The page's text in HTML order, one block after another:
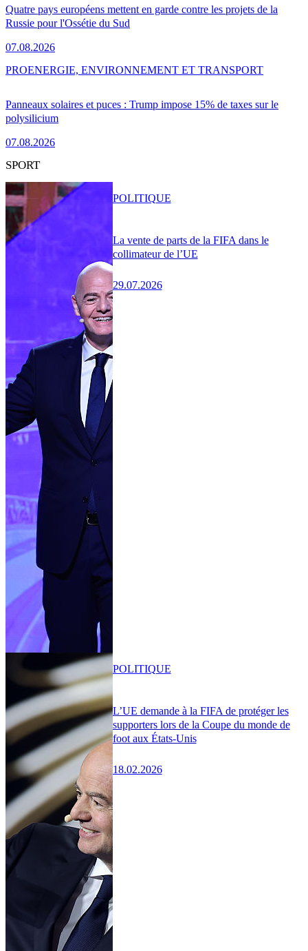
Quatre pays européens mettent en garde contre les projets de la
Russie pour l'Ossétie du Sud
07.08.2026
Panneaux solaires et puces : Trump impose 15% de taxes sur le
polysilicium
07.08.2026
PROENERGIE, ENVIRONNEMENT ET TRANSPORT
SPORT
La vente de parts de la FIFA dans le
collimateur de l’UE
29.07.2026
POLITIQUE
L’UE demande à la FIFA de protéger les
supporters lors de la Coupe du monde de
foot aux États-Unis
18.02.2026
POLITIQUE